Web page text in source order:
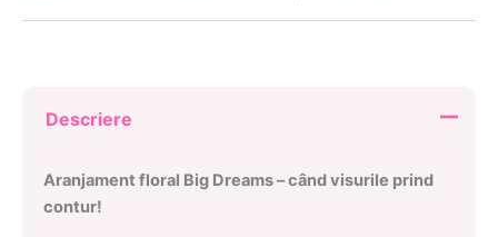
Descriere
Aranjament floral Big Dreams – când visurile prind
contur!